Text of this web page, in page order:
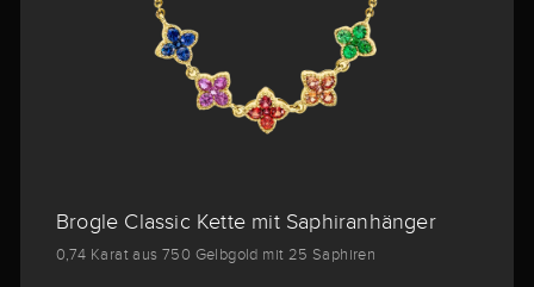
Brogle Classic Kette mit Saphiranhänger
0,74 Karat aus 750 Gelbgold mit 25 Saphiren